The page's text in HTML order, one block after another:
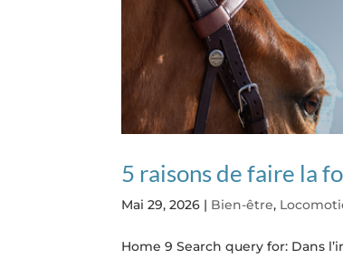
5 raisons de faire la
Mai 29, 2026 | Bien-être,
Home 9 Search query for: Dans